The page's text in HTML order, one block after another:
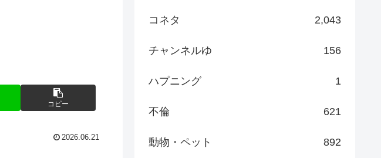
コピー
2026.06.21
コネタ 2,043
チャンネルゆ 156
ハプニング 1
不倫 621
動物・ペット 892